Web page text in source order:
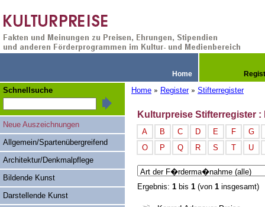
Home
Home » Register » Stifterregister
Kulturpreise Stifterregister
A B C D E F
G
O
P Q R S T U
Ergebnis: 1 bis 1 (von 1 insgesamt)
Schnellsuche
Neue Auszeichnungen
Allgemein/Spartenübergreifend
Architektur/Denkmalpflege
Bildende Kunst
Darstellende Kunst